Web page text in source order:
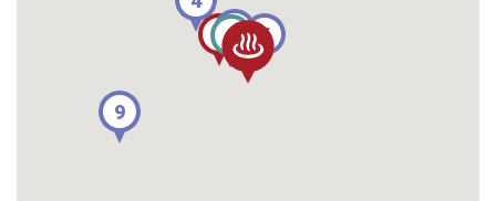
783
5
6
9